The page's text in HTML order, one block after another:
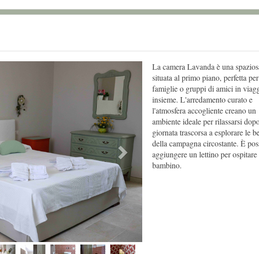
Next
La camera Lavanda è una
situata al primo piano, perfetta per
famiglie o gruppi di amici in
insieme. L'arredamento curato e
l'atmosfera accogliente creano un
ambiente ideale per rilassarsi
giornata trascorsa a esplorare le
della campagna circostante. È
aggiungere un lettino per ospitare
bambino.